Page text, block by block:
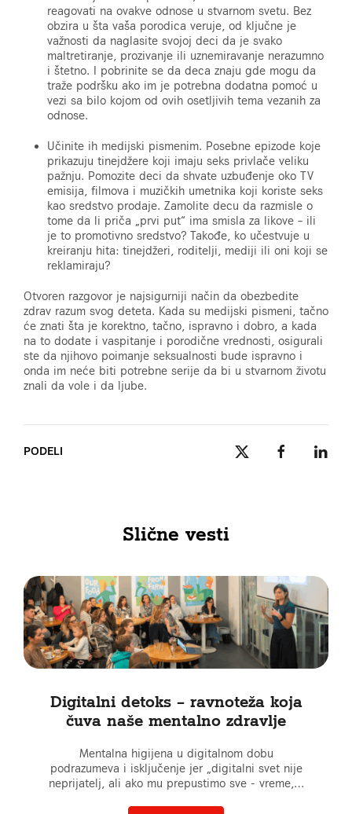
reagovati na ovakve odnose u stvarnom svetu. Bez
obzira u šta vaša porodica veruje, od ključne je
važnosti da naglasite svojoj deci da je svako
maltretiranje, prozivanje ili uznemiravanje nerazumno
i štetno. I pobrinite se da deca znaju gde mogu da
traže podršku ako im je potrebna dodatna pomoć u
vezi sa bilo kojom od ovih osetljivih tema vezanih za
odnose.
Učinite ih medijski pismenim. Posebne epizode koje
prikazuju tinejdžere koji imaju seks privlače veliku
pažnju. Pomozite deci da shvate uzbuđenje oko TV
emisija, filmova i muzičkih umetnika koji koriste seks
kao sredstvo prodaje. Zamolite decu da razmisle o
tome da li priča „prvi put“ ima smisla za likove – ili
je to promotivno sredstvo? Takođe, ko učestvuje u
kreiranju hita: tinejdžeri, roditelji, mediji ili oni koji se
reklamiraju?
Otvoren razgovor je najsigurniji način da obezbedite
zdrav razum svog deteta. Kada su medijski pismeni, tačno
će znati šta je korektno, tačno, ispravno i dobro, a kada
na to dodate i vaspitanje i porodične vrednosti, osigurali
ste da njihovo poimanje seksualnosti bude ispravno i
onda im neće biti potrebne serije da bi u stvarnom životu
znali da vole i da ljube.
PODELI
Slične vesti
Digitalni detoks – ravnoteža koja
čuva naše mentalno zdravlje
Mentalna higijena u digitalnom dobu
podrazumeva i isključenje jer „digitalni svet nije
neprijatelj, ali ako mu prepustimo sve - vreme,…